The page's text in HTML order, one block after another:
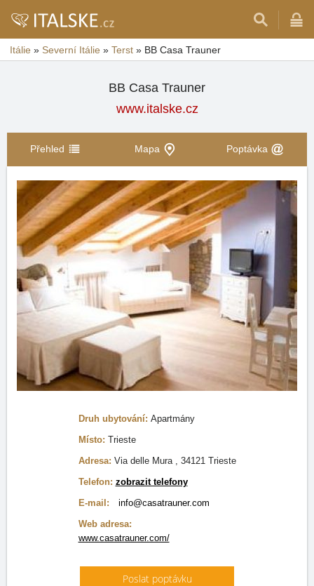
Itálie » Severní Itálie » Terst » BB Casa Trauner
BB Casa Trauner
www.italske.cz
Přehled Mapa Poptávka
Druh ubytování: Apartmány
Místo: Trieste
Adresa: Via delle Mura , 34121 Trieste
Telefon: zobrazit telefony
E-mail:
info@casatrauner.com
Web adresa:
www.casatrauner.com/
Poslat poptávku